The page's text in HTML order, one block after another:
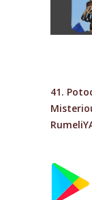
41.